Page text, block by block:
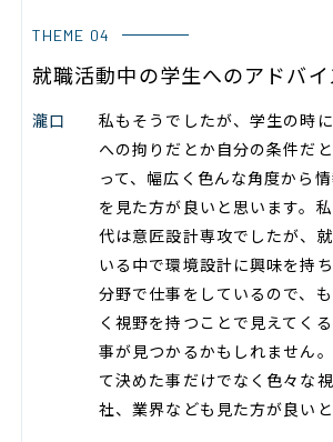
THEME 04
就職活動中の学生へのアドバイ
瀧口
私もそうでしたが、学生の時
への拘りだとか自分の条件だ
って、幅広く色んな角度から
を見た方が良いと思います。
代は意匠設計専攻でしたが、
いる中で環境設計に興味を持
分野で仕事をしているので、
く視野を持つことで見えてく
事が見つかるかもしれません
て決めた事だけでなく色々な
社、業界なども見た方が良いと